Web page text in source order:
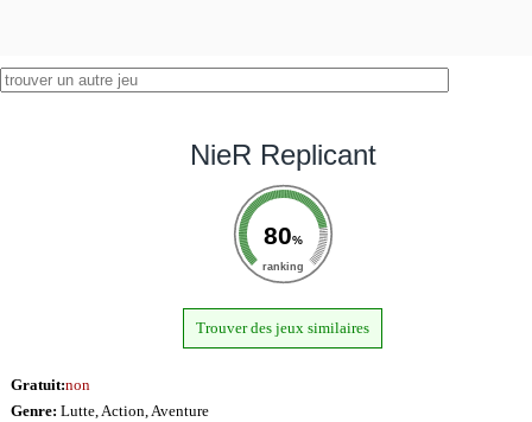
NieR Replicant
80%
ranking
Trouver des jeux similaires
Gratuit:non
Genre: Lutte, Action, Aventure